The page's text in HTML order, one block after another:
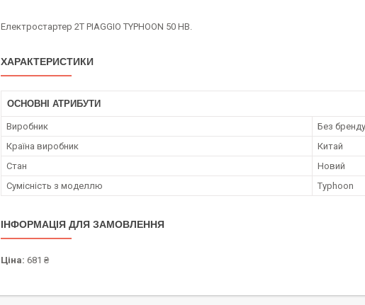
Електростартер 2T PIAGGIO TYPHOON 50 HB.
ХАРАКТЕРИСТИКИ
ОСНОВНІ АТРИБУТИ
Виробник
Без бренду
Країна виробник
Китай
Стан
Новий
Сумісність з моделлю
Typhoon
ІНФОРМАЦІЯ ДЛЯ ЗАМОВЛЕННЯ
Ціна: 681 ₴